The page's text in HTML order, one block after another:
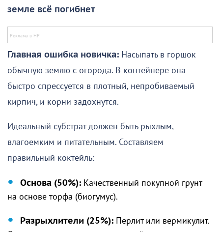
земле всё погибнет
Главная ошибка новичка: Насыпать в горшок
обычную землю с огорода. В контейнере она
быстро спрессуется в плотный, непробиваемый
кирпич, и корни задохнутся.
Идеальный субстрат должен быть рыхлым,
влагоемким и питательным. Составляем
правильный коктейль:
Основа (50%): Качественный покупной грунт
на основе торфа (биогумус).
Разрыхлители (25%): Перлит или вермикулит.